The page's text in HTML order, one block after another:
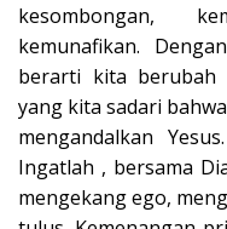
kesombongan,
kemunafikan.
berarti kita berubah
yang kita sadari
mengandalkan
Ingatlah , bersama
mengekang ego,